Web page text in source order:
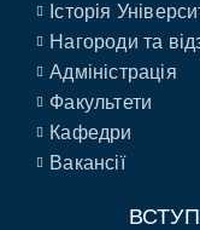
Історія
Нагороди та
Адміністрація
Факультети
Кафедри
Вакансії